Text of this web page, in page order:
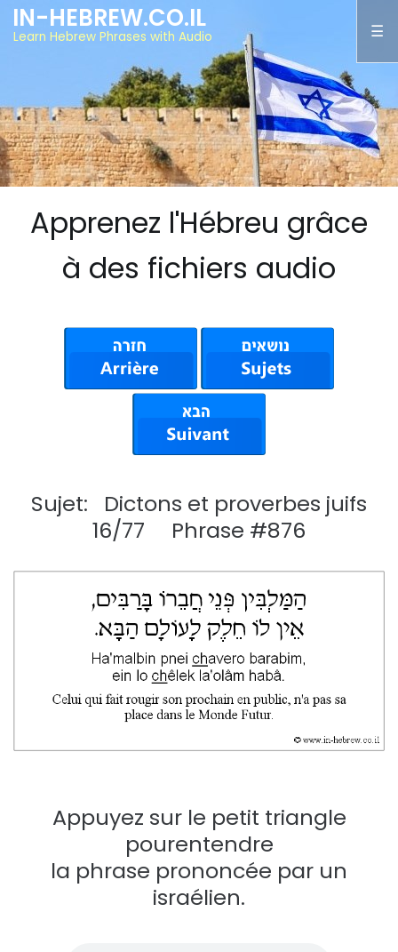
IN-HEBREW.CO.IL
Learn Hebrew Phrases with Audio
Apprenez l'Hébreu grâce
à des fichiers audio
Sujet: Dictons et proverbes juifs
16/77 Phrase #876
Appuyez sur le petit triangle
pourentendre
la phrase prononcée par un
israélien.